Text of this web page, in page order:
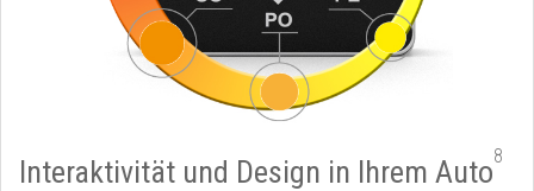
Interaktivität und Design in Ihrem Auto8